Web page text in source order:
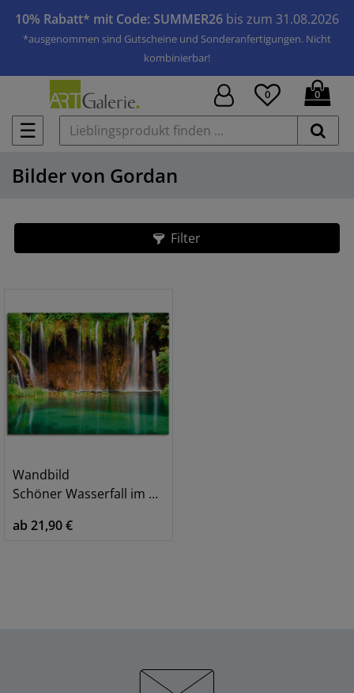
10% Rabatt* mit Code: SUMMER26 bis zum 31.08.2026
*ausgenommen sind Gutscheine und Sonderanfertigungen. Nicht
kombinierbar!
☰
0 0
Bilder von Gordan
Filter
Wandbild
Schöner Wasserfall im Wald
ab 21,90 €